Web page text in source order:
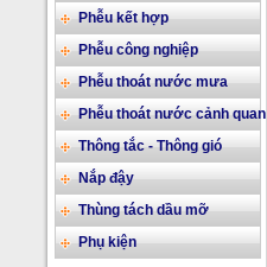
Phễu kết hợp
Phễu công nghiệp
Phễu thoát nước mưa
Phễu thoát nước cảnh quan
Thông tắc - Thông gió
Nắp đậy
Thùng tách dầu mỡ
Phụ kiện